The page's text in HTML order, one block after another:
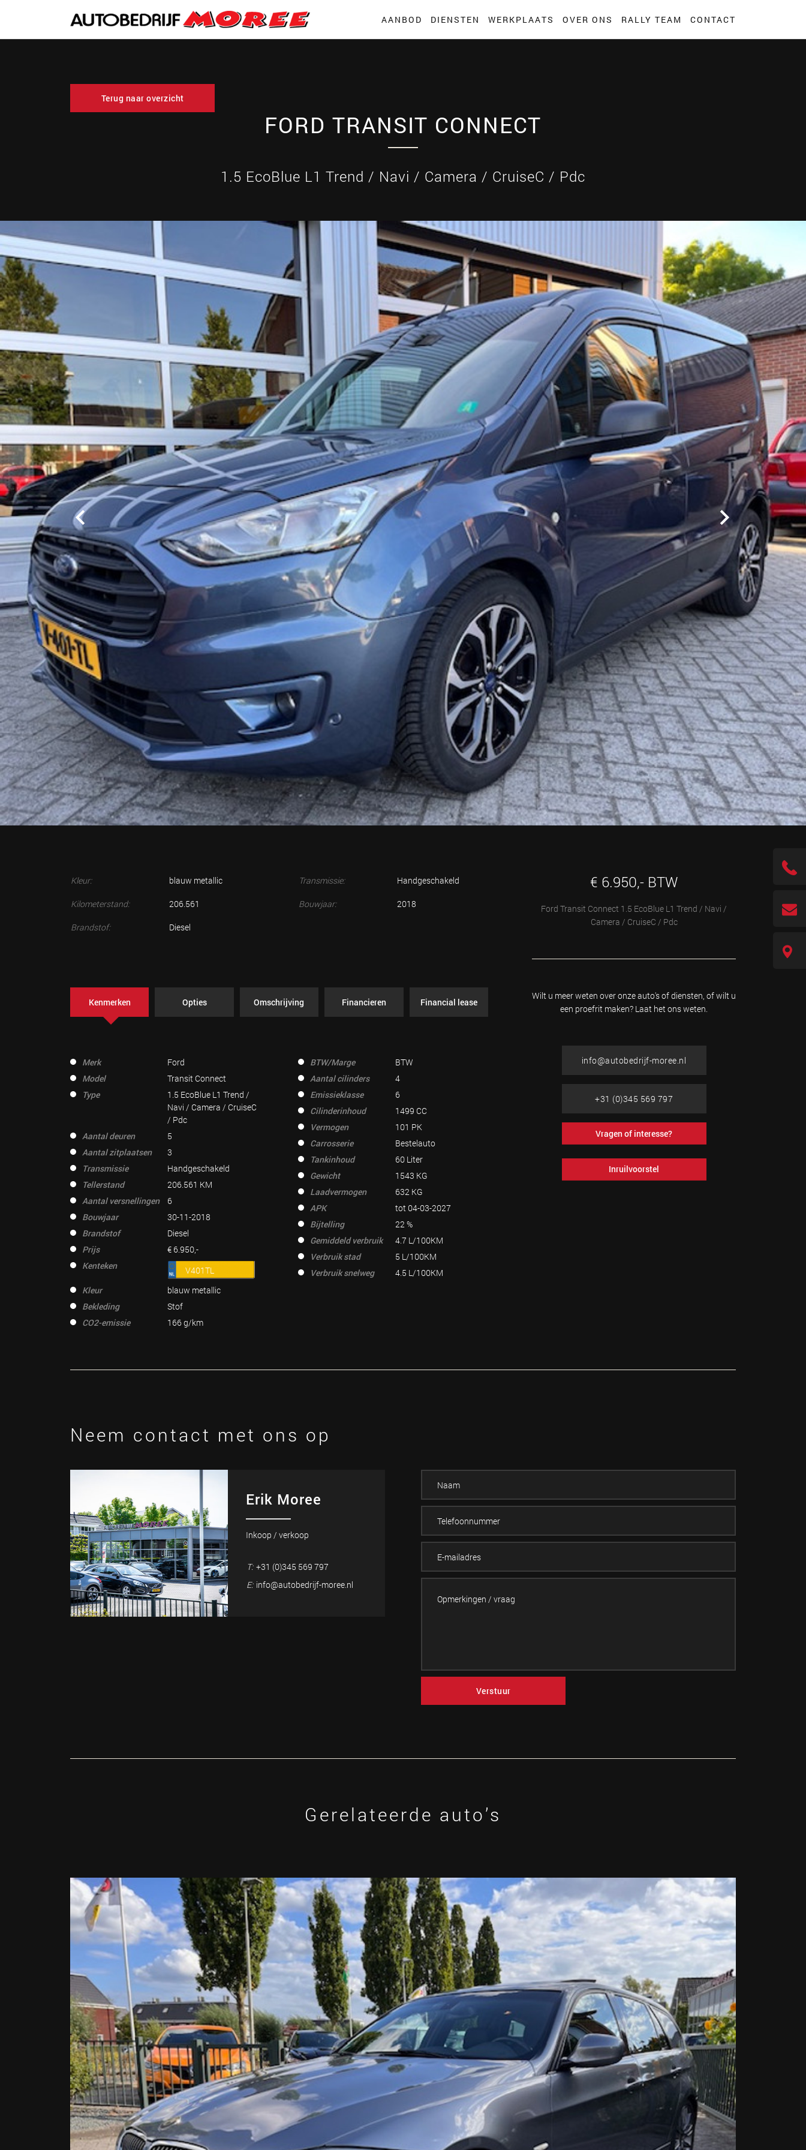
AANBOD DIENSTEN WERKPLAATS OVER ONS RALLY TEAM CONTACT
Terug naar overzicht
FORD TRANSIT CONNECT
1.5 EcoBlue L1 Trend / Navi / Camera / CruiseC / Pdc
Kleur: blauw metallic
Kilometerstand: 206.561
Brandstof: Diesel
Transmissie: Handgeschakeld
Bouwjaar: 2018
Kenmerken Opties Omschrijving Financieren Financial lease
Merk
Ford
Model
Transit Connect
Type
1.5 EcoBlue L1 Trend /
Navi / Camera / CruiseC
/ Pdc
Aantal deuren
5
Aantal zitplaatsen
3
Transmissie
Handgeschakeld
Tellerstand
206.561 KM
Aantal versnellingen
6
Bouwjaar
30-11-2018
Brandstof
Diesel
Prijs
€ 6.950,-
Kenteken
V401TL
Kleur
blauw metallic
Bekleding
Stof
CO2-emissie
166 g/km
BTW/Marge
BTW
Aantal cilinders
4
Emissieklasse
6
Cilinderinhoud
1499 CC
Vermogen
101 PK
Carrosserie
Bestelauto
Tankinhoud
60 Liter
Gewicht
1543 KG
Laadvermogen
632 KG
APK
tot 04-03-2027
Bijtelling
22 %
Gemiddeld verbruik
4.7 L/100KM
Verbruik stad
5 L/100KM
Verbruik snelweg
4.5 L/100KM
€ 6.950,- BTW
Ford Transit Connect 1.5 EcoBlue L1 Trend / Navi /
Camera / CruiseC / Pdc
Wilt u meer weten over onze auto's of diensten, of wilt u
een proefrit maken? Laat het ons weten.
info@autobedrijf-moree.nl
+31 (0)345 569 797
Vragen of interesse?
Inruilvoorstel
Neem contact met ons op
Erik Moree
Inkoop / verkoop
T: +31 (0)345 569 797
E: info@autobedrijf-moree.nl
Verstuur
Gerelateerde auto’s